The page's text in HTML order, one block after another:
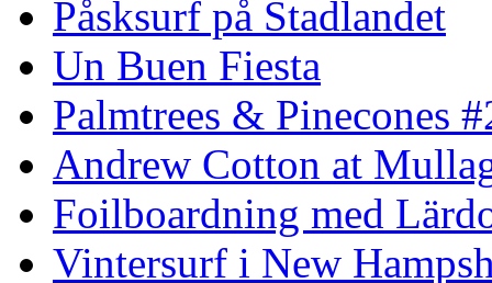
Påsksurf på Stadlandet
Un Buen Fiesta
Palmtrees & Pinecones
Andrew Cotton at
Foilboardning med
Vintersurf i New